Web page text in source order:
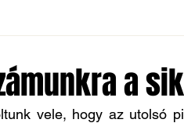
a
vele, hogy az utolsó